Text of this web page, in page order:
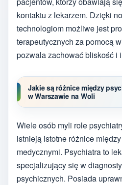
kontaktu z lekarzem. Dzięki
technologiom możliwe jest
terapeutycznych za pomocą
pozwala zachować bliskość i
Jakie są różnice między
w Warszawie na Woli
Wiele osób myli role
istnieją istotne różnice
medycznymi. Psychiatra to
specjalizujący się w
psychicznych. Posiada